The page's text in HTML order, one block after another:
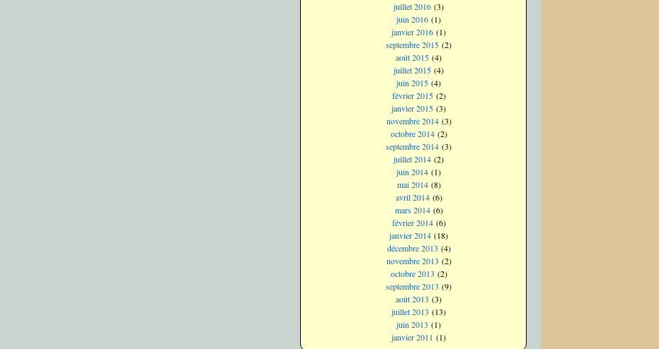
juillet 2016 (3)
juin 2016 (1)
janvier 2016 (1)
septembre 2015 (2)
août 2015 (4)
juillet 2015 (4)
juin 2015 (4)
février 2015(2)
janvier 2015 (3)
novembre 2014(3)
octobre 2014(2)
septembre 2014 (3)
juillet 2014 (2)
juin 2014 (1)
mai 2014(8)
avril 2014(6)
mars 2014(6)
février 2014(6)
janvier 2014 (18)
décembre 2013 (4)
novembre 2013 (2)
octobre 2013 (2)
septembre 2013 (9)
août 2013 (3)
juillet 2013 (13)
juin 2013 (1)
janvier 2011 (1)